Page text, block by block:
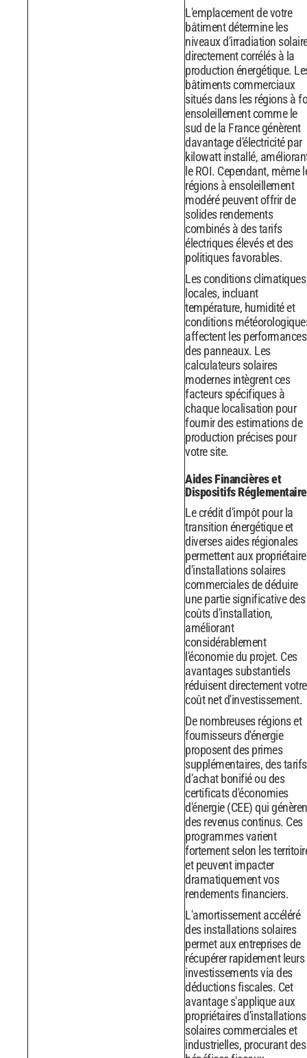
L'emplacement de votre
bâtiment détermine les
niveaux d'irradiation
directement corrélés à la
production énergétique.
bâtiments commerciaux
situés dans les régions à
ensoleillement comme le
sud de la France génèrent
davantage d'électricité par
kilowatt installé,
le ROI. Cependant, même
régions à ensoleillement
modéré peuvent offrir de
solides rendements
combinés à des tarifs
électriques élevés et des
politiques favorables.
Les conditions climatiques
locales, incluant
température, humidité et
conditions
affectent les performances
des panneaux. Les
calculateurs solaires
modernes intègrent ces
facteurs spécifiques à
chaque localisation pour
fournir des estimations de
production précises pour
votre site.
Aides Financières et
Dispositifs
Le crédit d'impôt pour la
transition énergétique et
diverses aides régionales
permettent aux
d'installations solaires
commerciales de déduire
une partie significative des
coûts d'installation,
améliorant
considérablement
l'économie du projet. Ces
avantages substantiels
réduisent directement votre
coût net d'investissement.
De nombreuses régions et
fournisseurs d'énergie
proposent des primes
supplémentaires, des tarifs
d'achat bonifié ou des
certificats d'économies
d'énergie (CEE) qui
des revenus continus. Ces
programmes varient
fortement selon les
et peuvent impacter
dramatiquement vos
rendements financiers.
L'amortissement accéléré
des installations solaires
permet aux entreprises de
récupérer rapidement leurs
investissements via des
déductions fiscales. Cet
avantage s'applique aux
propriétaires d'installations
solaires commerciales et
industrielles, procurant des